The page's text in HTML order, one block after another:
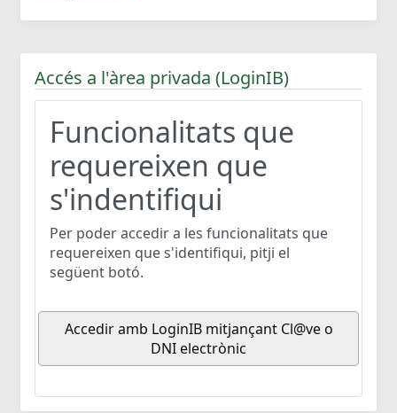
Accés a l'àrea privada (LoginIB)
Funcionalitats que
requereixen que
s'indentifiqui
Per poder accedir a les funcionalitats que
requereixen que s'identifiqui, pitji el
següent botó.
Accedir amb LoginIB mitjançant Cl@ve o
DNI electrònic